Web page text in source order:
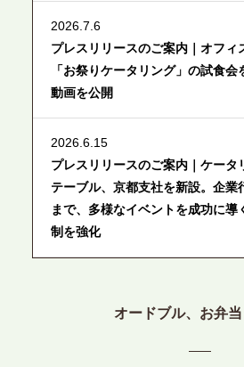
2026.7.6
プレスリリースのご案内｜オフィ
「お祭りケータリング」の試食会
動画を公開
2026.6.15
プレスリリースのご案内｜ケータ
テーブル、京都支社を新設。企業
まで、多様なイベントを成功に導
制を強化
プレスリリースのご案内｜ケー
テーブル、東京都中央区に支社を
目の展開で、拡大する出張パーテ
オードブル、お弁